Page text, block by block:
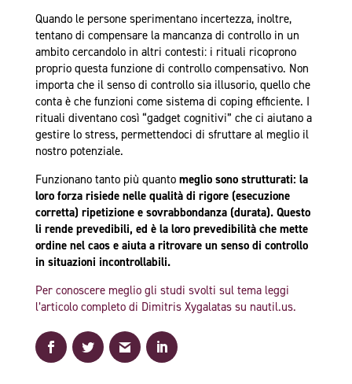
Quando le persone sperimentano incertezza, inoltre,
tentano di compensare la mancanza di controllo in un
ambito cercandolo in altri contesti: i rituali ricoprono
proprio questa funzione di controllo compensativo. Non
importa che il senso di controllo sia illusorio, quello che
conta è che funzioni come sistema di coping efficiente. I
rituali diventano così “gadget cognitivi” che ci aiutano a
gestire lo stress, permettendoci di sfruttare al meglio il
nostro potenziale.
Funzionano tanto più quantomeglio sono strutturati: la
loro forza risiede nelle qualità di rigore (esecuzione
corretta) ripetizione e sovrabbondanza (durata). Questo
li rende prevedibili, ed è la loro prevedibilità che mette
ordine nel caos e aiuta a ritrovare un senso di controllo
in situazioni incontrollabili.
Per conoscere meglio gli studi svolti sul tema leggi
l’articolo completo di Dimitris Xygalatas su nautil.us.